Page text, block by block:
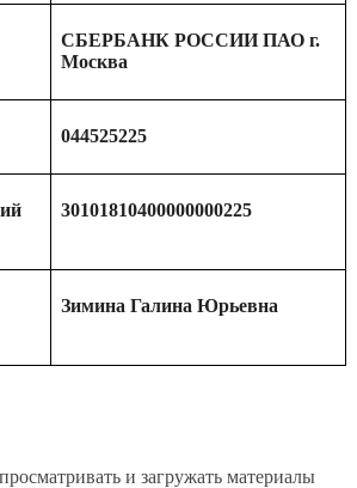
СБЕРБАНК РОССИИ ПАО г.
Москва
044525225
30101810400000000225
Зимина Галина Юрьевна
и загружать материалы